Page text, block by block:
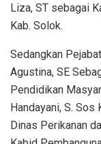
Liza, ST sebagai
Kab. Solok.
Sedangkan
Agustina, SE
Pendidikan
Handayani, S. Sos
Dinas Perikanan